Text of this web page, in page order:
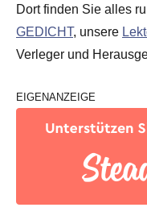
Dort finden Sie alles
GEDICHT, unsere
Verleger und
EIGENANZEIGE